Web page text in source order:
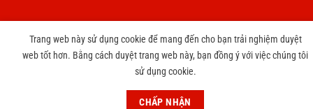
Illustrator, chiếc MacBook Pro 13 inch 2020 mới vẫn có
thể xử lý tốt tuy nhiên không quá tuyệt vời.
Trang web này sử dụng cookie để mang đến cho bạn trải nghiệm duyệt
web tốt hơn. Bằng cách duyệt trang web này, bạn đồng ý với việc chúng tôi
sử dụng cookie.
CHẤP NHẬN